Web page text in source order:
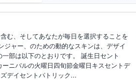
む、そしてあなたが毎日を選択することを
ャー、のための動的なスキンは、デザイ
部は以下のとおりです。 誕生日セント
ニバルの火曜日四旬節金曜日キスセントデ
デイセントパトリック...